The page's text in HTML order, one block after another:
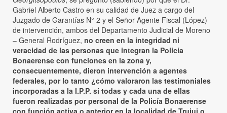
Gabriel Alberto Castro en su calidad de Juez a cargo del
Juzgado de Garantías N° 2 y el Señor Agente Fiscal (López)
de intervención, ambos del Departamento Judicial de Moreno
– General Rodríguez, no creen en la integridad ni
veracidad de las personas que integran la Policía
Bonaerense con funciones en la zona y,
consecuentemente, dieron intervención a agentes
federales, por lo tanto ¿cómo valoraron las testimoniales
incorporadas a la I.P.P. si todas y cada una de ellas
fueron realizadas por personal de la Policía Bonaerense